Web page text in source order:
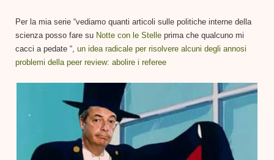
Per la mia serie “vediamo quanti articoli sulle politiche interne della
scienza posso fare su Notte con le Stelle prima che qualcuno mi
cacci a pedate “, un idea radicale per risolvere alcuni degli annosi
problemi della peer review: abolire i referee